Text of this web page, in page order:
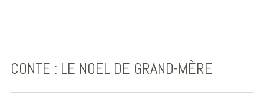
CONTE : LE NOËL DE GRAND-MÈRE